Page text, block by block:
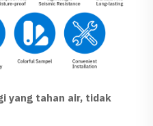
yang tahan air, tidak